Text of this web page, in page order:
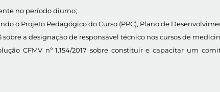
no período diurno;
o Projeto Pedagógico do Curso (PPC), Plano de
sobre a designação de responsável técnico nos cursos de
CFMV nº 1.154/2017 sobre constituir e capacitar um